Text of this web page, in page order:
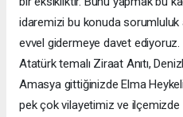
idaremizi bu konuda sorumluluk
evvel gidermeye davet ediyoruz.
Atatürk temalı Ziraat Anıtı,
Amasya gittiğinizde Elma
pek çok vilayetimiz ve ilçemizde